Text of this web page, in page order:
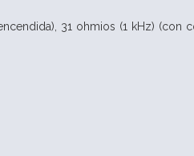
31 ohmios (1 kHz) (con